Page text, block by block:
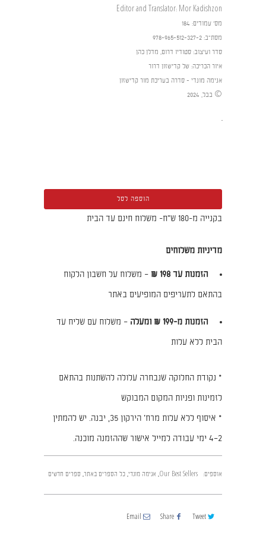
Editor and Translator: Mor Kadishzon
מס' עמודים:
184
מסת"ב: 978-965-512-327-2
סדר ועיצוב: סטודיו דרום, מדלן כהן
איור הכריכה: של קדישזון דרור
אנימה מונדי - סדרה בעריכת מור קדישזון
© בבל, 2024
ֿ
הוספה לסל
בקנייה מ-180 ש"ח- משלוח חינם עד הבית
מדיניות משלוחים
הזמנות עד 198 ₪
– משלוח על חשבון הלקוח
בהתאם לתעריפים המופיעים באתר
הזמנות מ-199 ₪ ומעלה
– משלוח עם שליח עד
הבית ללא עלות
* נקודת החלוקה שנבחרה עלולה להשתנות בהתאם
לזמינות ופניות המקום המבוקש
* איסוף ללא עלות מרח׳ הירקון 35, יבנה. יש להמתין
2–4 ימי עבודה למייל אישור שההזמנה מוכנה.
אוספים: Our Best Sellers
, אנימה מונדי, כל הספרים באתר, ספרים חדשים
Tweet
Share
Email